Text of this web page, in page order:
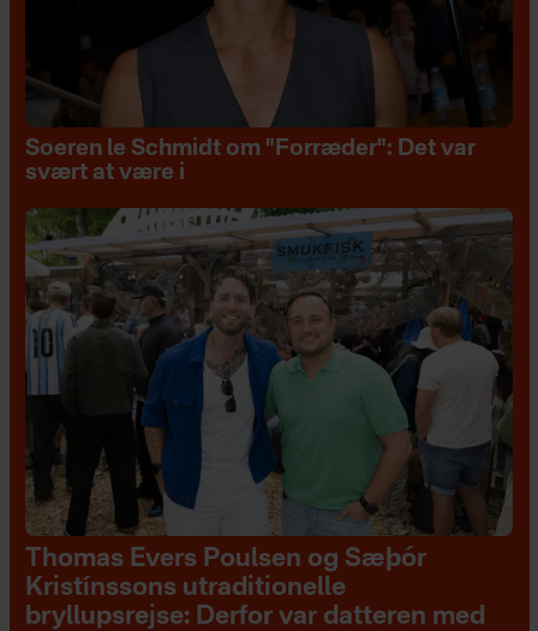
Soeren le Schmidt om "Forræder": Det var
svært at være i
Thomas Evers Poulsen og Sæþór
Kristínssons utraditionelle
bryllupsrejse: Derfor var datteren med